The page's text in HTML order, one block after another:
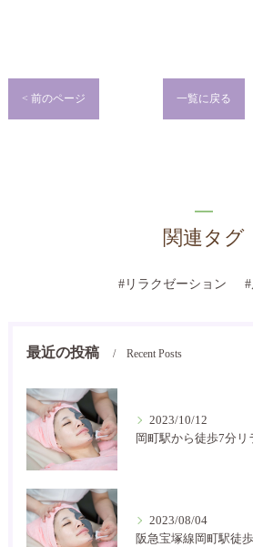
< 前のページ 一覧に戻る
関連タグ
#リラクゼーション
最近の投稿 Recent Posts
2023/10/12
2023/08/04